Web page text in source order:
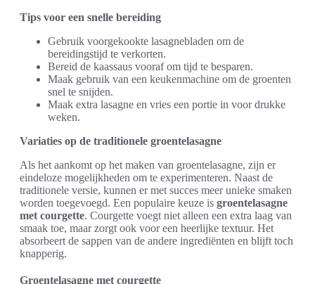
Tips voor een snelle bereiding
Gebruik voorgekookte lasagnebladen om de
bereidingstijd te verkorten.
Bereid de kaassaus vooraf om tijd te besparen.
Maak gebruik van een keukenmachine om de groenten
snel te snijden.
Maak extra lasagne en vries een portie in voor drukke
weken.
Variaties op de traditionele groentelasagne
Als het aankomt op het maken van groentelasagne, zijn er
eindeloze mogelijkheden om te experimenteren. Naast de
traditionele versie, kunnen er met succes meer unieke smaken
worden toegevoegd. Een populaire keuze is groentelasagne
met courgette. Courgette voegt niet alleen een extra laag van
smaak toe, maar zorgt ook voor een heerlijke textuur. Het
absorbeert de sappen van de andere ingrediënten en blijft toch
knapperig.
Groentelasagne met courgette